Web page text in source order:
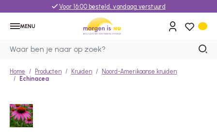
Voor 16:00 besteld, vandaag verstuurd
MENU
Home Producten Kruiden
Noord-Amerikaanse kruiden
Echinacea